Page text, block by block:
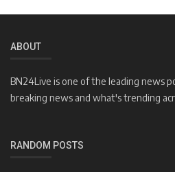
ABOUT
BN24Live is one of the leading news
breaking news and what's trending
RANDOM POSTS